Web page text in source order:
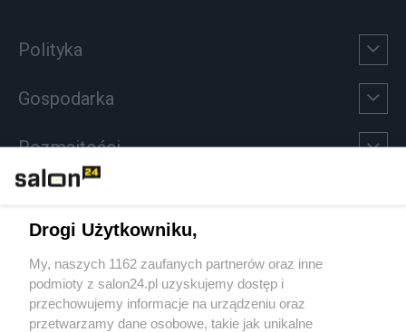
Polityka
Gospodarka
Rozmaitości
Sport
Społeczeństwo
Drogi Użytkowniku,
My, naszych 1162 zaufanych partnerów oraz inne
podmioty z salon24.pl uzyskujemy dostęp i
przechowujemy informacje na urządzeniu oraz
przetwarzamy dane osobowe, takie jak unikalne